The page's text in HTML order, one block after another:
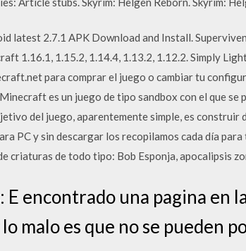
latest 2.7.1 APK Download and Install.
1.16.1, 1.15.2, 1.14.4, 1.13.2, 1.12.2. Simply
para comprar el juego o cambiar tu
es un juego de tipo sandbox con el que
del juego, aparentemente simple, es
PC y sin descargar los recopilamos cada día
criaturas de todo tipo: Bob Esponja, apocalipsis
encontrado una pagina en
malo es que no se pueden